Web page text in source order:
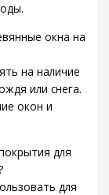
окна на
на наличие
или снега.
окон и
для
для